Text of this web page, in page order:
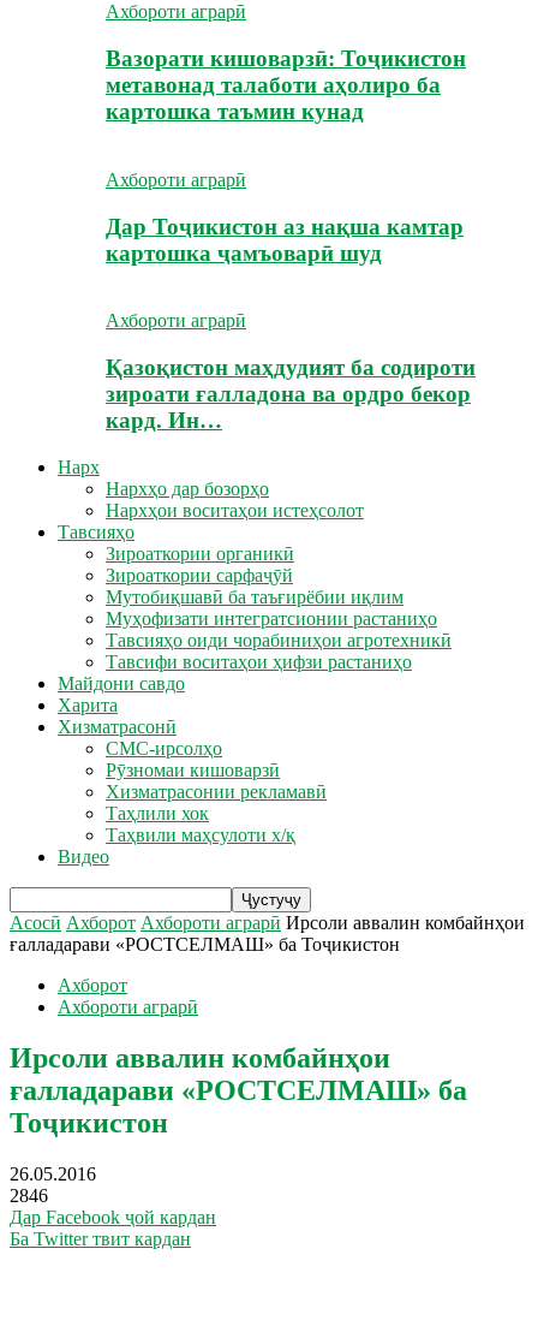
Ахбороти аграрӣ
Вазорати кишоварзӣ: Тоҷикистон
метавонад талаботи аҳолиро ба
картошка таъмин кунад
Ахбороти аграрӣ
Дар Тоҷикистон аз нақша камтар
картошка ҷамъоварӣ шуд
Ахбороти аграрӣ
Қазоқистон маҳдудият ба содироти
зироати ғалладона ва ордро бекор
кард. Ин…
Нарх
Нархҳо дар бозорҳо
Нархҳои воситаҳои истеҳсолот
Тавсияҳо
Зироаткории органикӣ
Зироаткории сарфаҷӯй
Мутобиқшавӣ ба таъғирёбии иқлим
Муҳофизати интегратсионии растаниҳо
Тавсияҳо оиди чорабиниҳои агротехникӣ
Тавсифи воситаҳои ҳифзи растаниҳо
Майдони савдо
Харита
Хизматрасонӣ
СМС-ирсолҳо
Рӯзномаи кишоварзӣ
Хизматрасонии рекламавӣ
Таҳлили хок
Таҳвили маҳсулоти х/қ
Видео
Асосӣ Ахборот Ахбороти аграрӣ Ирсоли аввалин комбайнҳои
ғалладарави «РОСТСЕЛМАШ» ба Тоҷикистон
Ахборот
Ахбороти аграрӣ
Ирсоли аввалин комбайнҳои
ғалладарави «РОСТСЕЛМАШ» ба
Тоҷикистон
26.05.2016
2846
Дар Facebook ҷой кардан
Ба Twitter твит кардан